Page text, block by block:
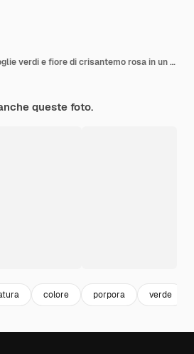
Ramo tenero con foglie verdi e fiore di crisantemo rosa in un vaso bianco su uno sfondo grigio
queste foto.
colore porpora verde